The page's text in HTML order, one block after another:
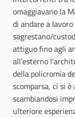
omaggiavano la
di andare a
sagrestano/
attiguo fino agli
all’esterno
della policromia
scomparsa, ci si
scambiandosi
ulteriore